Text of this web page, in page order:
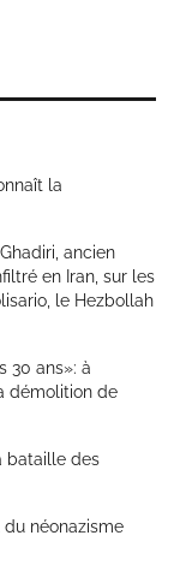
la
ancien
en Iran, sur les
le Hezbollah
30 ans»: à
démolition de
bataille des
néonazisme